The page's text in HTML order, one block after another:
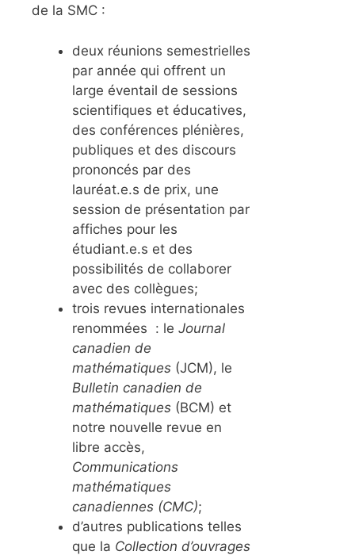
de la SMC :
deux réunions semestrielles
par année qui offrent un
large éventail de sessions
scientifiques et éducatives,
des conférences plénières,
publiques et des discours
prononcés par des
lauréat.e.s de prix, une
session de présentation par
affiches pour les
étudiant.e.s et des
possibilités de collaborer
avec des collègues;
trois revues internationales
renommées : le Journal
canadien de
mathématiques (JCM), le
Bulletin canadien de
mathématiques (BCM) et
notre nouvelle revue en
libre accès,
Communications
mathématiques
canadiennes (CMC);
d’autres publications telles
que la Collection d’ouvrages